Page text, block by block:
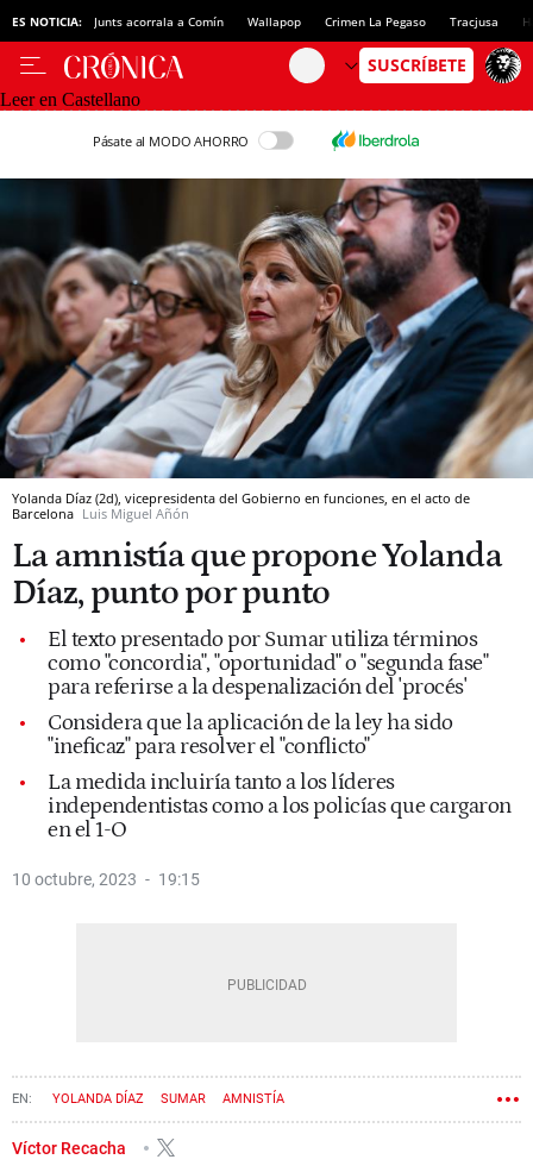
ES NOTICIA: Junts acorrala a Comín Wallapop Crimen La Pegaso Tracjusa
Leer en Castellano
Pásate al MODO AHORRO
Yolanda Díaz (2d), vicepresidenta del Gobierno en funciones, en el acto de
Barcelona Luis Miguel Añón
La amnistía que propone Yolanda
Díaz, punto por punto
El texto presentado por Sumar utiliza términos
como "concordia", "oportunidad" o "segunda fase"
para referirse a la despenalización del 'procés'
Considera que la aplicación de la ley ha sido
"ineficaz" para resolver el "conflicto"
La medida incluiría tanto a los líderes
independentistas como a los policías que cargaron
en el 1-O
10 octubre, 2023 19:15
YOLANDA DÍAZ SUMAR AMNISTÍA
Víctor Recacha